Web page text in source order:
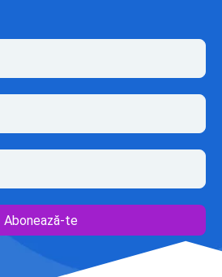
Abonează-te